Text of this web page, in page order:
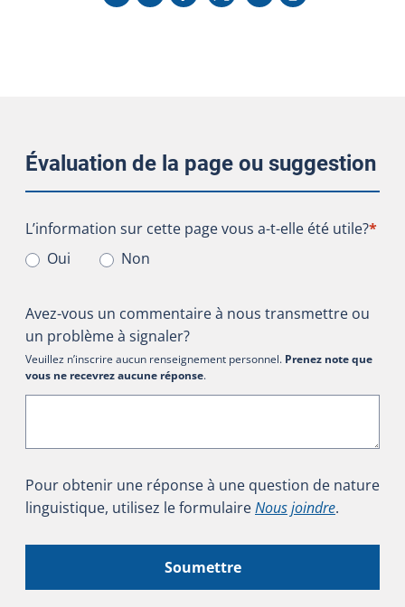
Évaluation de la page ou suggestion
L’information sur cette page vous a-t-elle été utile?
L’information sur cette page vous a-t-elle été utile?*
Oui
Non
Avez-vous un commentaire à nous transmettre ou
un problème à signaler?
Veuillez n’inscrire aucun renseignement personnel. Prenez note que
vous ne recevrez aucune réponse.
Pour obtenir une réponse à une question de nature
linguistique, utilisez le formulaireNous joindre.
Soumettre